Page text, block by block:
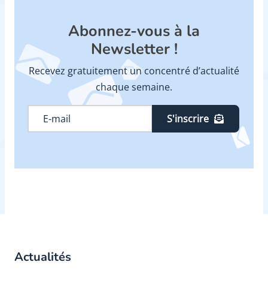
Abonnez-vous à la
Newsletter !
Recevez gratuitement un concentré d’actualité
chaque semaine.
S'inscrire
Actualités